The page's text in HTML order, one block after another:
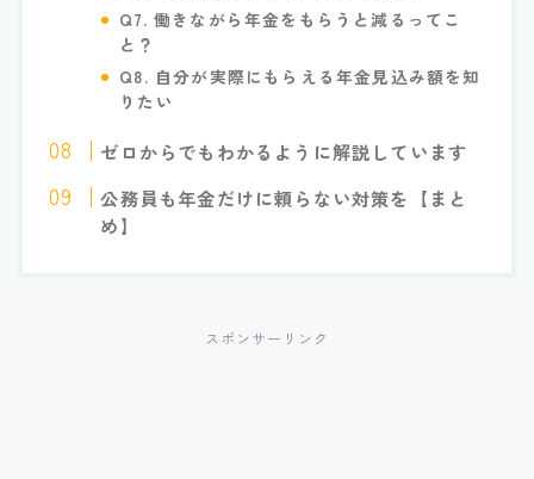
Q7. 働きながら年金をもらうと減るってこ
と？
Q8. 自分が実際にもらえる年金見込み額を知
りたい
ゼロからでもわかるように解説しています
公務員も年金だけに頼らない対策を【まと
め】
スポンサーリンク